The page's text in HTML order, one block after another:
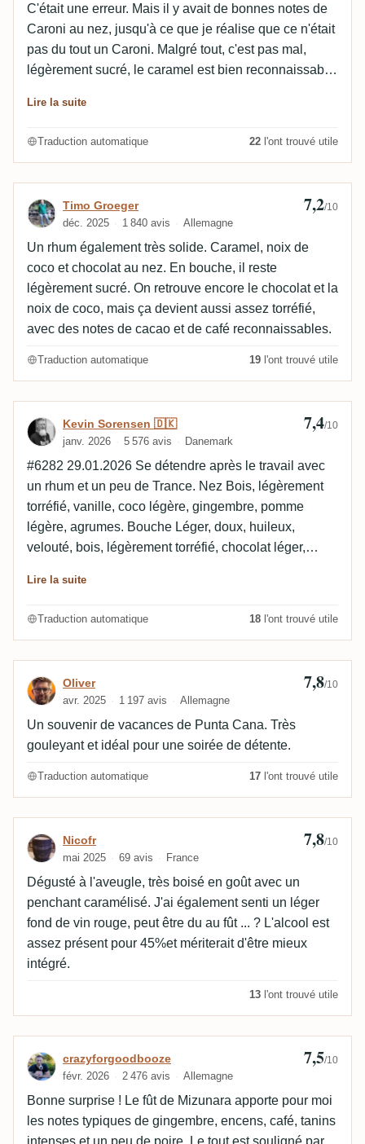
C'était une erreur. Mais il y avait de bonnes notes de
Caroni au nez, jusqu'à ce que je réalise que ce n'était
pas du tout un Caroni. Malgré tout, c'est pas mal,
légèrement sucré, le caramel est bien reconnaissable.
Lire la suite
Traduction automatique 22 l'ont trouvé utile
Avis de Timo Groeger
Timo Groeger
déc. 2025 1 840 avis Allemagne
7,2/10
Un rhum également très solide. Caramel, noix de
coco et chocolat au nez. En bouche, il reste
légèrement sucré. On retrouve encore le chocolat et la
noix de coco, mais ça devient aussi assez torréfié,
avec des notes de cacao et de café reconnaissables.
Traduction automatique 19 l'ont trouvé utile
Avis de Kevin Sorensen 🇩🇰
Kevin Sorensen 🇩🇰
janv. 2026 5 576 avis Danemark
7,4/10
#6282 29.01.2026 Se détendre après le travail avec
un rhum et un peu de Trance. Nez Bois, légèrement
torréfié, vanille, coco légère, gingembre, pomme
légère, agrumes. Bouche Léger, doux, huileux,
velouté, bois, légèrement torréfié, chocolat léger,
agrumes. Finale Moyennement longue, boisée,
épicée, poire légère. Verre vide Poire, caramel,
Lire la suite
Traduction automatique 18 l'ont trouvé utile
Avis de Oliver
Oliver
avr. 2025 1 197 avis Allemagne
7,8/10
Un souvenir de vacances de Punta Cana. Très
gouleyant et idéal pour une soirée de détente.
Traduction automatique 17 l'ont trouvé utile
Avis de Nicofr
Nicofr
mai 2025 69 avis France
7,8/10
Dégusté à l'aveugle, très boisé en goût avec un
penchant caramélisé. J'ai également senti un léger
fond de vin rouge, peut être du au fût ... ? L'alcool est
assez présent pour 45%et mériterait d'être mieux
intégré.
13 l'ont trouvé utile
Avis de crazyforgoodbooze
crazyforgoodbooze
févr. 2026 2 476 avis Allemagne
7,5/10
Bonne surprise ! Le fût de Mizunara apporte pour moi
les notes typiques de gingembre, encens, café, tanins
intenses et un peu de poire. Le tout est souligné par